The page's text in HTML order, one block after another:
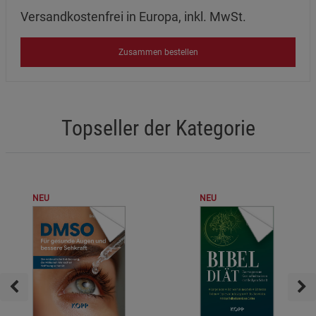
Versandkostenfrei in Europa, inkl. MwSt.
Zusammen bestellen
Topseller der Kategorie
NEU NEU
Datenschutzerklärung Impressum